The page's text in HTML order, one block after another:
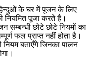
के घर में पूजन के लिए
नियमित पूजा करते है।
सम्बन्धी छोटे छोटे नियमों का
फल प्राप्त नहीं होता है।
बताएँगे जिनका पालन